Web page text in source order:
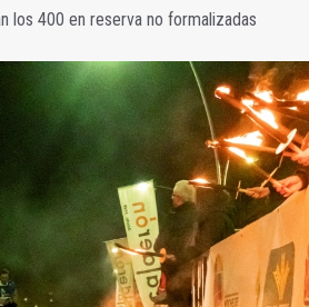
los 400 en reserva no formalizadas